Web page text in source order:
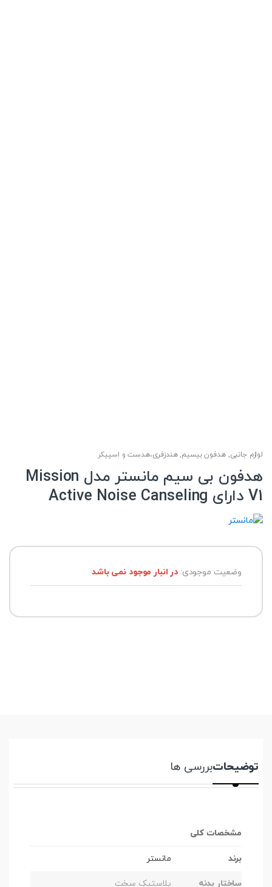
لوازم جانبی,هدفون بیسیم,هندزفری،هدست و اسپیکر
هدفون بی سیم مانستر مدل Mission
V1 دارای Active Noise Canseling
وضعیت موجودی:در انبار موجود نمی باشد
توضیحاتبررسی ها
مشخصات کلی
برند مانستر
ساختار بدنه پلاستیک سخت